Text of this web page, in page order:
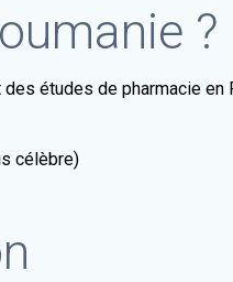
?
études de pharmacie en
célèbre)